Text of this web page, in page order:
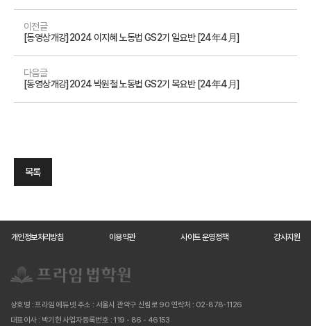
이전글
[동영상개강]2024 이지혜 노동법 GS2기 일요반 [24年4月]
다음글
[동영상개강]2024 박원철 노동법 GS2기 목요반 [24年4月]
목록
개인정보처리방침 이용약관 사이트 운영정책 강사지원
상호명 : 프라임 에듀넷 주소 : 서울시 관악구 신림로 90 연락처 : 02-878-1126
대표이사 : 박기현 사업자등록번호 : 119 - 86 - 46153